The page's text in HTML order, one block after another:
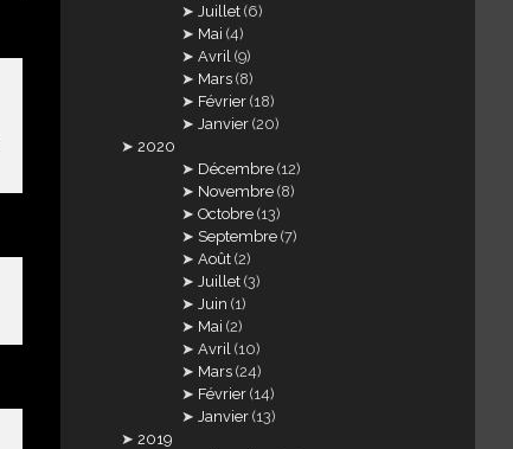
Juillet (6)
Mai (4)
Avril (9)
Mars (8)
Février (18)
Janvier (20)
2020
Décembre (12)
Novembre (8)
Octobre (13)
Septembre (7)
Août (2)
Juillet (3)
Juin (1)
Mai (2)
Avril (10)
Mars (24)
Février (14)
Janvier (13)
2019